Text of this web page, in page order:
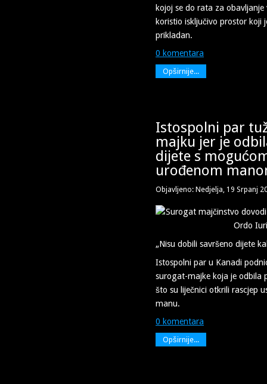
kojoj se do rata za obavljanje
koristio isključivo prostor koji
prikladan.
0 komentara
Opširnije...
Istospolni par
majku jer je
dijete s
urođenom
Objavljeno: Nedjelja, 19 Srpanj
„Nisu dobili savršeno dijete
Istospolni par u Kanadi
surogat-majke koja je odbila
što su liječnici otkrili rascjep
manu.
0 komentara
Opširnije...